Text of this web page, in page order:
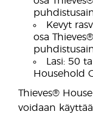
Kevyt
osa
Lasi: 50
Household
Thieves®
voidaan